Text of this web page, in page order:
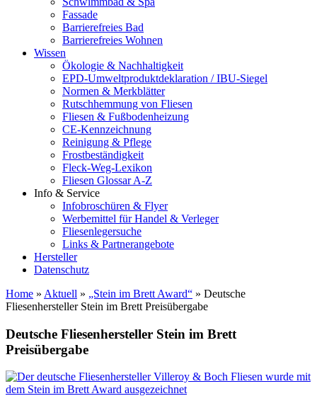
Fassade
Barrierefreies Bad
Barrierefreies Wohnen
Wissen
Ökologie & Nachhaltigkeit
EPD-Umweltproduktdeklaration / IBU-Siegel
Normen & Merkblätter
Rutschhemmung von Fliesen
Fliesen & Fußbodenheizung
CE-Kennzeichnung
Reinigung & Pflege
Frostbeständigkeit
Fleck-Weg-Lexikon
Fliesen Glossar A-Z
Info & Service
Infobroschüren & Flyer
Werbemittel für Handel & Verleger
Fliesenlegersuche
Links & Partnerangebote
Hersteller
Datenschutz
Home » Aktuell » „Stein im Brett Award“ » Deutsche
Fliesenhersteller Stein im Brett Preisübergabe
Deutsche Fliesenhersteller Stein im Brett
Preisübergabe